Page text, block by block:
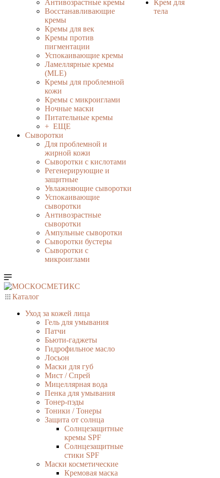
Антивозрастные кремы
Восстанавливающие
кремы
Кремы для век
Кремы против
пигментации
Успокаивающие кремы
Ламеллярные кремы
(MLE)
Кремы для проблемной
кожи
Кремы с микроиглами
Ночные маски
Питательные кремы
+ ЕЩЕ
Сыворотки
Для проблемной и
жирной кожи
Сыворотки с кислотами
Регенерирующие и
защитные
Увлажняющие сыворотки
Успокаивающие
сыворотки
Антивозрастные
сыворотки
Ампульные сыворотки
Сыворотки бустеры
Сыворотки с
микроиглами
Крем для
тела
Каталог
Уход за кожей лица
Гель для умывания
Патчи
Бьюти-гаджеты
Гидрофильное масло
Лосьон
Маски для губ
Мист / Спрей
Мицеллярная вода
Пенка для умывания
Тонер-пэды
Тоники / Тонеры
Защита от солнца
Солнцезащитные
кремы SPF
Солнцезащитные
стики SPF
Маски косметические
Кремовая маска